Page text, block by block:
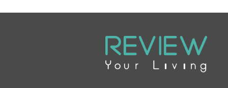
โดยสมาชิกที่ไม่ได้เข้าพักจะได้รับคะแน
เมื่อใช้บริการสปากว่า 210 แห่งในเอเชีย
ที่เข้าร่วมรายการ สมาชิกยังจะได้รับสิทธิ
ชน์อื่นๆ เพิ่มเติม โดยสมาชิกระดับโกลด์ เ
(Gold Elite) ขึ้นไปจะได้รับบริการพิเศษเ
เมืองที่มองหาทาวน์โฮมใหม่พร้อมอยู่ ทั้ง
รวบรวมทาวน์โฮมเครือเอพี 21 โครงการ
แบรนด์ ‘บ้านกลางเมือง-ไฮเอนด์ทาวน์โ
ชั้น’ (9 โครงการ) และ ‘พลีโน่-พรีเมียมท
2 ชั้น’ (12 โครงการ) มาพร้อมคลับเฮ้าส์ห
นาน 6 เดือน, บลูเฟียร์ พัทยา แมนเนจ บ
ท์เวสเทิร์น พรีเมียร์ คอลเล็คชั่น คอนโดฯ
รีสอร์ทติดชายหาด นาจอมเทียน มอบส่ว